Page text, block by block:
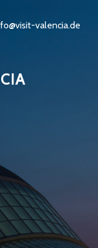
valencia.de